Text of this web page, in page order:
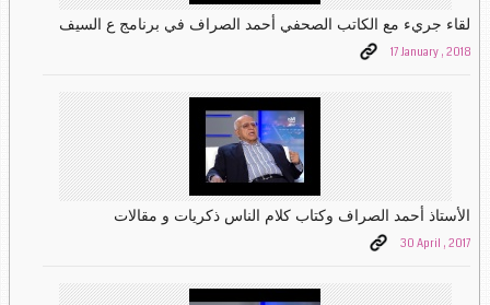
لقاء جريء مع الكاتب الصحفي أحمد الصراف في برنامج ع السيف
17 January , 2018
الأستاذ أحمد الصراف وكتاب كلام الناس ذكريات و مقالات
30 April , 2017